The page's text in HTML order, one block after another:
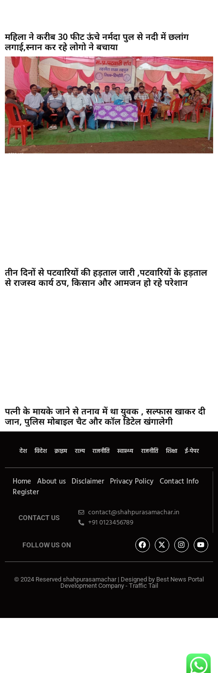
महिला ने करीब 30 फीट ऊंचे नर्मदा पुल से नदी में छलांग
लगाई,स्नान कर रहे लोगो ने बचाया
तीन दिनों से पटवारियों की हड़ताल जारी ,पटवारियों के हड़ताल
से राजस्व कार्य ठप, किसान और आमजन हो रहे परेशान
पत्नी के मायके जाने से तनाव में था युवक , सल्फास खाकर दी
जान, पुलिस मोबाइल चैट और कॉल डिटेल खंगालेगी
देश विदेश क्राइम राज्य राजनीति स्वास्थ्य राजनीति शिक्षा ई-पेपर
Home About us Disclaimer Privacy Policy Contact Info
Register
CONTACT US
contact@shahpurasamachar.in
+91 0123456789
FOLLOW US ON
© 2024 Reserved shahpurasamachar | Designed by Best News Portal
Development Company- Traffic Tail